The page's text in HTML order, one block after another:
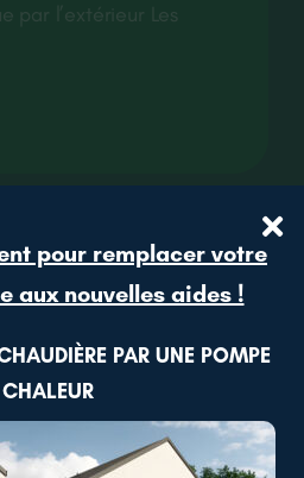
par l’extérieur Les
pour remplacer votre
aux nouvelles aides !
PAR UNE POMPE